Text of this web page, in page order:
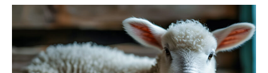
leven